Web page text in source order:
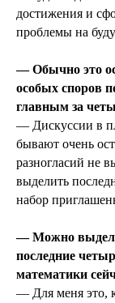
достижения и
проблемы на
— Обычно это
особых споров
главным за
— Дискуссии в
бывают очень
разногласий не
выделить
набор
— Можно
последние
математики
— Для меня это,